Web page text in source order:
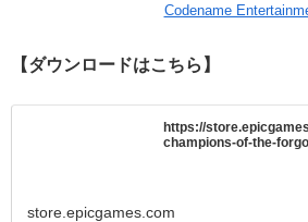
Codename
【ダウンロードはこちら】
https://
champions-of-the-
store.epicgames.com